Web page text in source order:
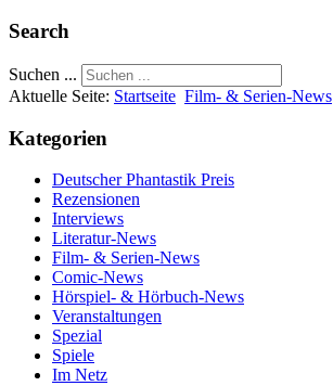
Search
Suchen ...
Aktuelle Seite: Startseite Film- & Serien-News
Kategorien
Deutscher Phantastik Preis
Rezensionen
Interviews
Literatur-News
Film- & Serien-News
Comic-News
Hörspiel- & Hörbuch-News
Veranstaltungen
Spezial
Spiele
Im Netz